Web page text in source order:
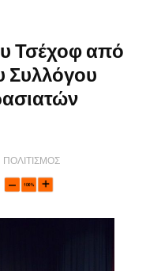
Τσέχοφ από
Συλλόγου
ΠΟΛΙΤΙΣΜΟΣ